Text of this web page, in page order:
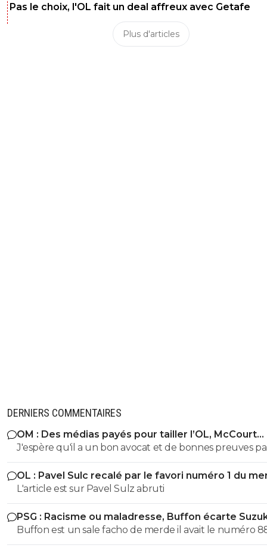
Pas le choix, l'OL fait un deal affreux avec Getafe
Plus d'articles
DERNIERS COMMENTAIRES
OM : Des médias payés pour tailler l’OL, McCourt
accusé
J'espère qu'il a un bon avocat et de bonnes preuves
qu'il va vite exploser en vol avec ses différentes
OL : Pavel Sulc recalé par le favori numéro 1 du
L'article est sur Pavel Sulz abruti
PSG : Racisme ou maladresse, Buffon écarte
Buffon est un sale facho de merde il avait le numéro
cetait pas un hasard...